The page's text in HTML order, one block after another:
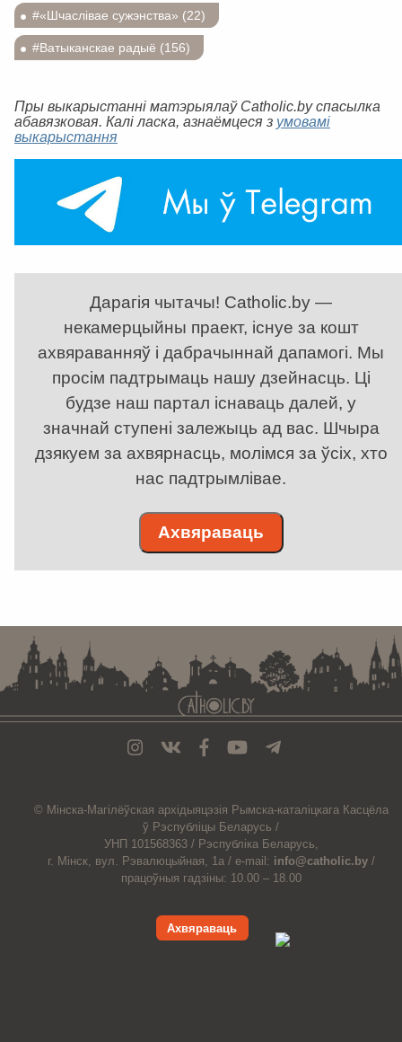
#«Шчаслівае сужэнства» (22)
#Ватыканскае радыё (156)
Пры выкарыстанні матэрыялаў Catholic.by спасылка
абавязковая. Калі ласка, азнаёмцеся з умовамі
выкарыстання
Дарагія чытачы! Catholic.by —
некамерцыйны праект, існуе за кошт
ахвяраванняў і дабрачыннай дапамогі. Мы
просім падтрымаць нашу дзейнасць. Ці
будзе наш партал існаваць далей, у
значнай ступені залежыць ад вас. Шчыра
дзякуем за ахвярнасць, молімся за ўсіх, хто
нас падтрымлівае.
Ахвяраваць
© Мiнска-Магiлёўская архiдыяцэзiя Рымска-каталіцкага Касцёла
ў Рэспубліцы Беларусь /
УНП 101568363 / Рэспубліка Беларусь,
г. Мінск, вул. Рэвалюцыйная, 1а / e-mail: info@catholic.by /
працоўныя гадзіны: 10.00 – 18.00
Ахвяраваць